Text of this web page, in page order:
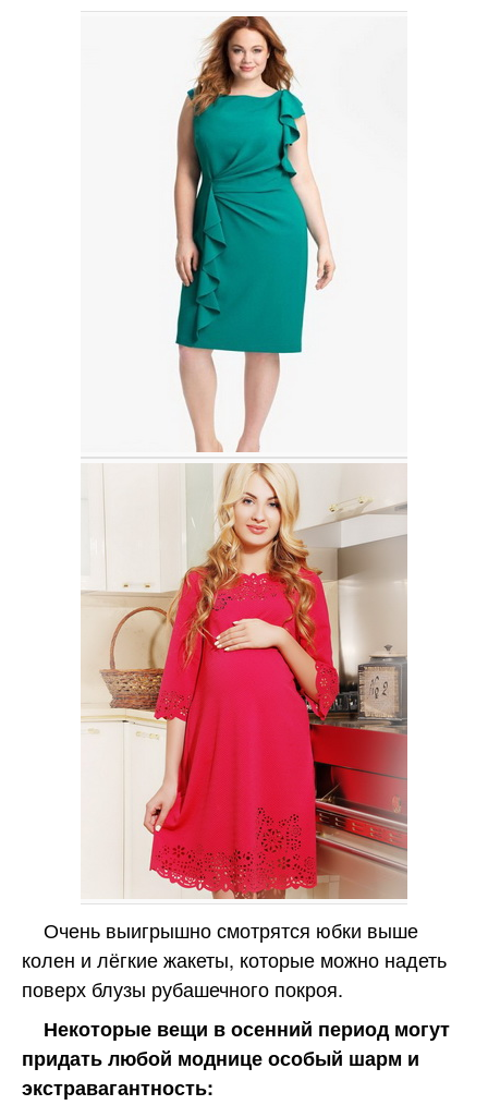
Очень выигрышно смотрятся юбки выше
колен и лёгкие жакеты, которые можно надеть
поверх блузы рубашечного покроя.
Некоторые вещи в осенний период могут
придать любой моднице особый шарм и
экстравагантность: